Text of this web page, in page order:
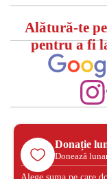
Alătură-te pe
pentru a fi
Donație
Donează